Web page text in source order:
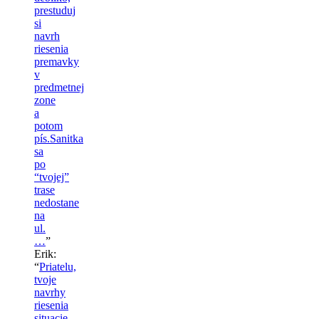
prestuduj
si
navrh
riesenia
premavky
v
predmetnej
zone
a
potom
pís.Sanitka
sa
po
“tvojej”
trase
nedostane
na
ul.
…”
Erik:
“Priatelu,
tvoje
navrhy
riesenia